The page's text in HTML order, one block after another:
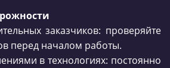
заказчиков: проверяйте
перед началом работы.
в технологиях: постоянно